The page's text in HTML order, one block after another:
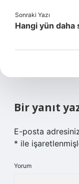
Sonraki Yazı
Hangi yün daha
Bir yanıt
E-posta
* ile
Yorum